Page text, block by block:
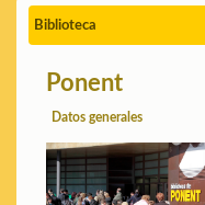
Biblioteca
Ponent
Datos generales
Edificio:
Planos y fotos
Estadísticas:
Ver datos